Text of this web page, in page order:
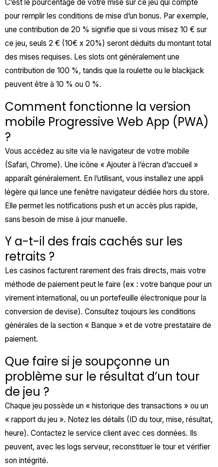
C’est le pourcentage de votre mise sur ce jeu qui compte
pour remplir les conditions de mise d’un bonus. Par exemple,
une contribution de 20 % signifie que si vous misez 10 € sur
ce jeu, seuls 2 € (10€ x 20%) seront déduits du montant total
des mises requises. Les slots ont généralement une
contribution de 100 %, tandis que la roulette ou le blackjack
peuvent être à 10 % ou 0 %.
Comment fonctionne la version
mobile Progressive Web App (PWA)
?
Vous accédez au site via le navigateur de votre mobile
(Safari, Chrome). Une icône « Ajouter à l’écran d’accueil »
apparaît généralement. En l’utilisant, vous installez une appli
légère qui lance une fenêtre navigateur dédiée hors du store.
Elle permet les notifications push et un accès plus rapide,
sans besoin de mise à jour manuelle.
Y a-t-il des frais cachés sur les
retraits ?
Les casinos facturent rarement des frais directs, mais votre
méthode de paiement peut le faire (ex : votre banque pour un
virement international, ou un portefeuille électronique pour la
conversion de devise). Consultez toujours les conditions
générales de la section « Banque » et de votre prestataire de
paiement.
Que faire si je soupçonne un
problème sur le résultat d’un tour
de jeu ?
Chaque jeu possède un « historique des transactions » ou un
« rapport du jeu ». Notez les détails (ID du tour, mise, résultat,
heure). Contactez le service client avec ces données. Ils
peuvent, avec les logs serveur, reconstituer le tour et vérifier
son intégrité.